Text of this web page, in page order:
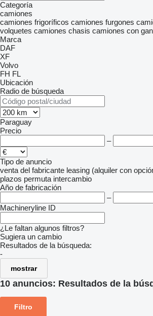
Categoría
camiones
camiones frigoríficos camiones furgones
volquetes camiones chasis camiones con
Marca
DAF
XF
Volvo
FH FL
Ubicación
Radio de búsqueda
Paraguay
Precio
–
Tipo de anuncio
venta del fabricante leasing (alquiler con
plazos permuta intercambio
Año de fabricación
–
Machineryline ID
¿Le faltan algunos filtros?
Sugiera un cambio
Resultados de la búsqueda:
-
mostrar
10 anuncios: Resultados de la
Filtro